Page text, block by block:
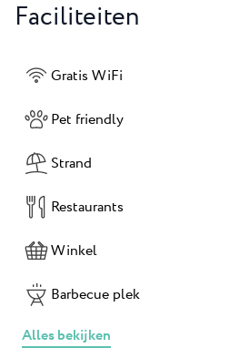
Faciliteiten
Gratis WiFi
Pet friendly
Strand
Restaurants
Winkel
Barbecue plek
Alles bekijken